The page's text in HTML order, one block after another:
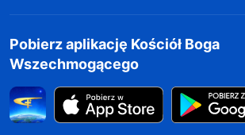
Pobierz aplikację Kościół Boga
Wszechmogącego